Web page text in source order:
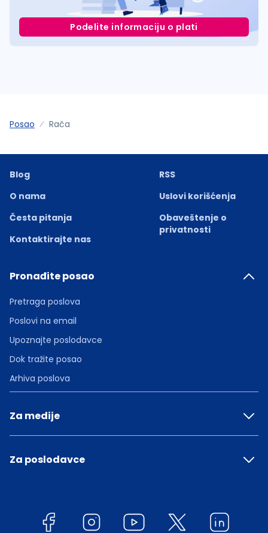
Podelite informaciju o plati
Posao Rača
Blog
O nama
Česta pitanja
Kontaktirajte nas
RSS
Uslovi korišćenja
Obaveštenje o
privatnosti
Pronađite posao
Pretraga poslova
Poslovi na email
Upoznajte poslodavce
Dok tražite posao
Arhiva poslova
Za medije
Za poslodavce